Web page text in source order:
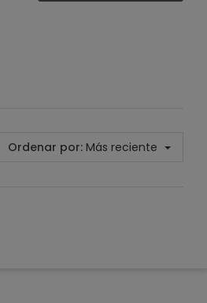
Ordenar por: Más reciente